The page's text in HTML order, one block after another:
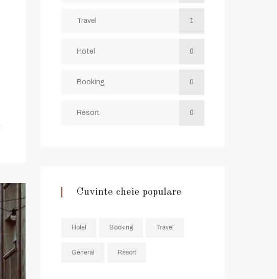
Travel 1
Hotel 0
Booking 0
Resort 0
Cuvinte cheie populare
Hotel Booking Travel
General Resort